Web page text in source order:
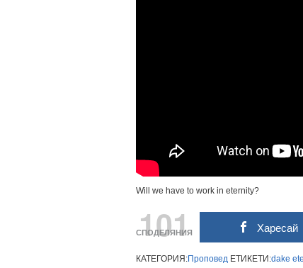
Will we have to work in eternity?
101
СПОДЕЛЯНИЯ Харесай
КАТЕГОРИЯ:Проповед ЕТИКЕТИ:dake